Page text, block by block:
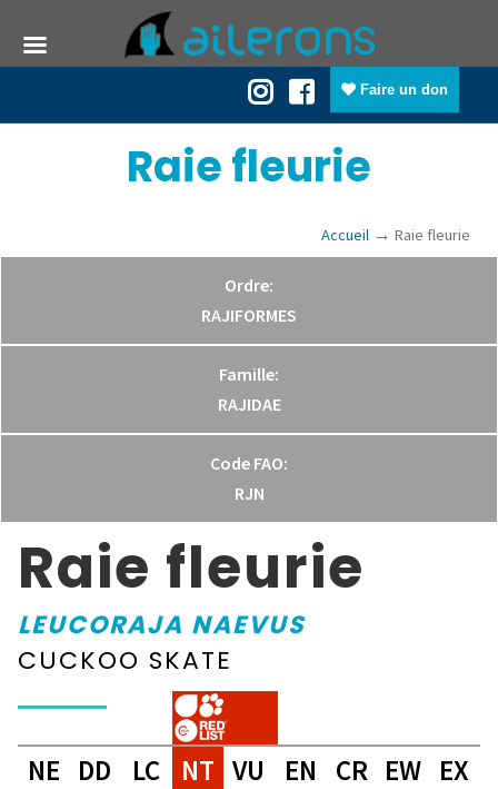
Faire un don
Raie fleurie
Accueil → Raie fleurie
Ordre:
RAJIFORMES
Famille:
RAJIDAE
Code FAO:
RJN
Raie fleurie
LEUCORAJA NAEVUS
CUCKOO SKATE
NE DD LC NT VU EN CR EW EX